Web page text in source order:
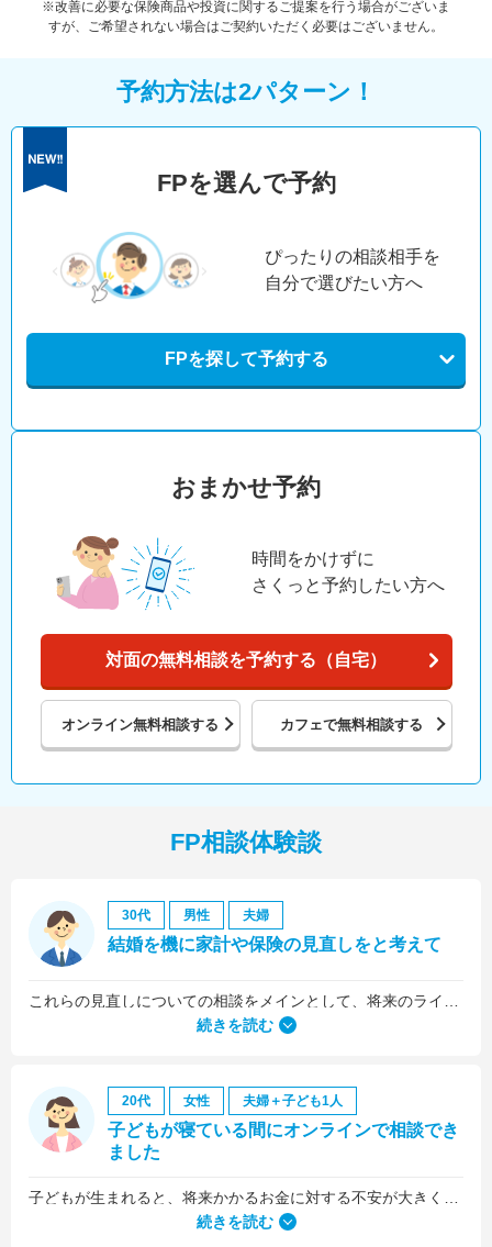
※改善に必要な保険商品や投資に関するご提案を行う場合がございま
すが、ご希望されない場合はご契約いただく必要はございません。
予約方法は2パターン！
FPを選んで予約
ぴったりの相談相手を
自分で選びたい方へ
FPを探して予約する
おまかせ予約
時間をかけずに
さくっと予約したい方へ
対面の無料相談を予約する（自宅）
オンライン無料相談する カフェで無料相談する
FP相談体験談
30代 男性 夫婦
結婚を機に家計や保険の見直しをと考えて
続きを読む
20代 女性 夫婦＋子ども1人
子どもが寝ている間にオンラインで相談でき
ました
何より、とても親身になって対応してくださって大満足。うちと同じように子どもの将来のお金のことで悩んでいる友人にも教えました。
続きを読む